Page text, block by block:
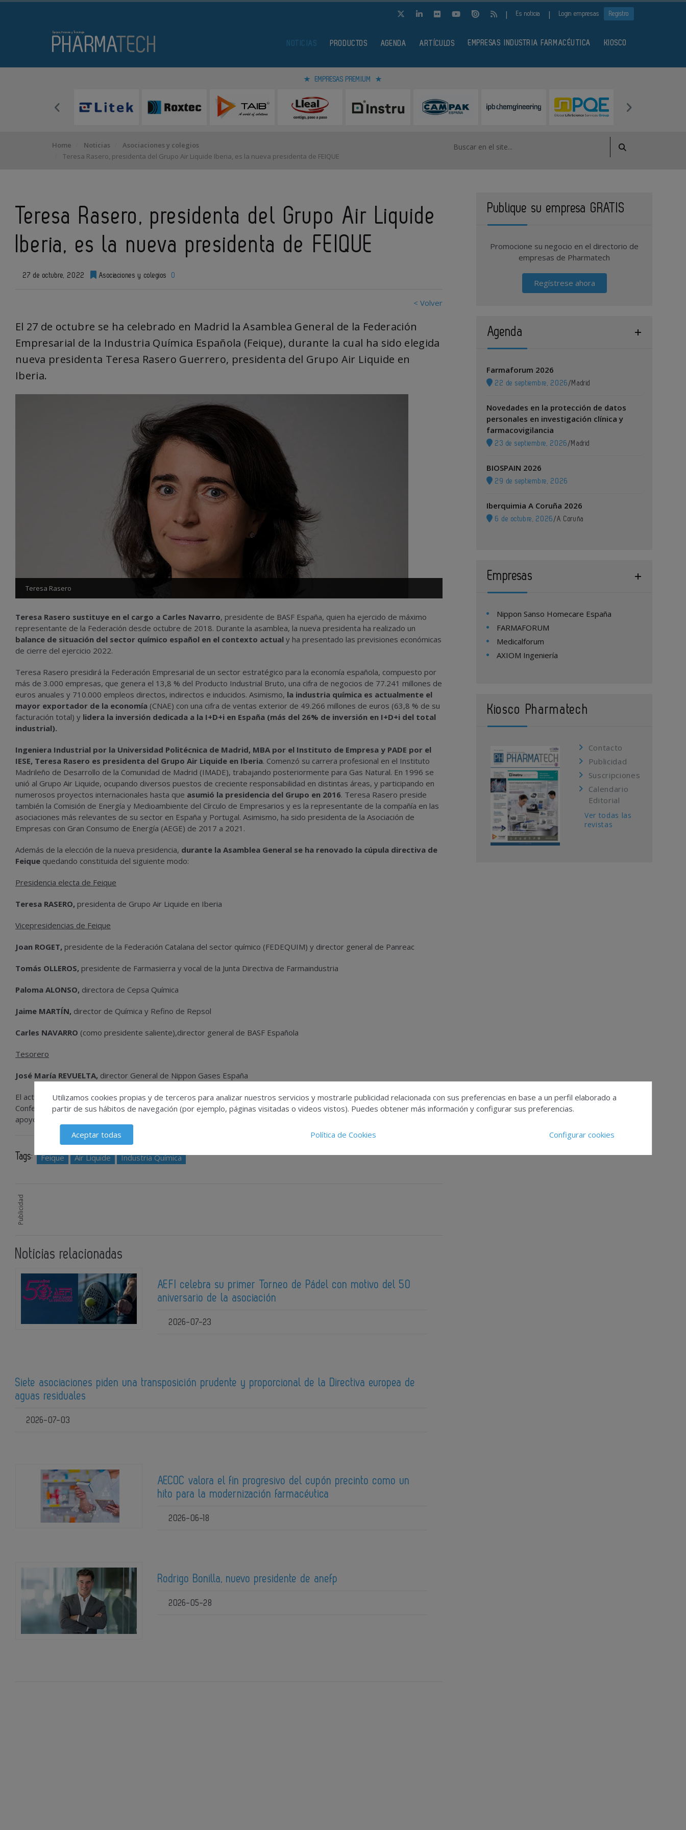
| Es noticia | Login empresas Registro
NOTICIAS PRODUCTOS AGENDA ARTÍCULOS EMPRESAS INDUSTRIA FARMACÉUTICA KIOSCO
EMPRESAS PREMIUM
Home Noticias
Asociaciones y colegios
Teresa Rasero, presidenta del Grupo Air Liquide Iberia, es la nueva presidenta de FEIQUE
Teresa Rasero, presidenta del Grupo Air Liquide
Iberia, es la nueva presidenta de FEIQUE
27 de octubre, 2022 Asociaciones y colegios 0
< Volver
El 27 de octubre se ha celebrado en Madrid la Asamblea General de la Federación
Empresarial de la Industria Química Española (Feique), durante la cual ha sido elegida
nueva presidenta Teresa Rasero Guerrero, presidenta del Grupo Air Liquide en
Iberia.
Teresa Rasero
Teresa Rasero sustituye en el cargo a Carles Navarro, presidente de BASF España, quien ha ejercido de máximo
representante de la Federación desde octubre de 2018. Durante la asamblea, la nueva presidenta ha realizado un
balance de situación del sector químico español en el contexto actual y ha presentado las previsiones económicas
de cierre del ejercicio 2022.
Teresa Rasero presidirá la Federación Empresarial de un sector estratégico para la economía española, compuesto por
más de 3.000 empresas, que genera el 13,8 % del Producto Industrial Bruto, una cifra de negocios de 77.241 millones de
euros anuales y 710.000 empleos directos, indirectos e inducidos. Asimismo, la industria química es actualmente el
mayor exportador de la economía (CNAE) con una cifra de ventas exterior de 49.266 millones de euros (63,8 % de su
facturación total) y lidera la inversión dedicada a la I+D+i en España (más del 26% de inversión en I+D+i del total
industrial).
Ingeniera Industrial por la Universidad Politécnica de Madrid, MBA por el Instituto de Empresa y PADE por el
IESE, Teresa Rasero es presidenta del Grupo Air Liquide en Iberia. Comenzó su carrera profesional en el Instituto
Madrileño de Desarrollo de la Comunidad de Madrid (IMADE), trabajando posteriormente para Gas Natural. En 1996 se
unió al Grupo Air Liquide, ocupando diversos puestos de creciente responsabilidad en distintas áreas, y participando en
numerosos proyectos internacionales hasta que asumió la presidencia del Grupo en 2016. Teresa Rasero preside
también la Comisión de Energía y Medioambiente del Círculo de Empresarios y es la representante de la compañía en las
asociaciones más relevantes de su sector en España y Portugal. Asimismo, ha sido presidenta de la Asociación de
Empresas con Gran Consumo de Energía (AEGE) de 2017 a 2021.
Además de la elección de la nueva presidencia, durante la Asamblea General se ha renovado la cúpula directiva de
Feique quedando constituida del siguiente modo:
Presidencia electa de Feique
Teresa RASERO, presidenta de Grupo Air Liquide en Iberia
Vicepresidencias de Feique
Joan ROGET, presidente de la Federación Catalana del sector químico (FEDEQUIM) y director general de Panreac
Tomás OLLEROS, presidente de Farmasierra y vocal de la Junta Directiva de Farmaindustria
Paloma ALONSO, directora de Cepsa Química
Jaime MARTÍN, director de Química y Refino de Repsol
Carles NAVARRO (como presidente saliente),director general de BASF Española
Tesorero
José María REVUELTA, director General de Nippon Gases España
El acto público de la Asamblea General de Feique ha sido clausurado porAntonio Garamendi, presidente de la
Confederación Española de Organizaciones Empresariales quien ha recibió, por parte de la Junta Directiva de Feique, el
apoyo formal para revalidar su cargo al frente de CEOE en las elecciones que se celebrarán el próximo 23 de noviembre.
Tags: Feique Air Liquide Industria Química
Publicidad
Noticias relacionadas
AEFI celebra su primer Torneo de Pádel con motivo del 50
aniversario de la asociación
2026-07-23
Siete asociaciones piden una transposición prudente y proporcional de la Directiva europea de
aguas residuales
2026-07-03
AECOC valora el fin progresivo del cupón precinto como un
hito para la modernización farmacéutica
2026-06-18
Rodrigo Bonilla, nuevo presidente de anefp
2026-05-28
Publique su empresa GRATIS
Promocione su negocio en el directorio de
empresas de Pharmatech
Regístrese ahora
Agenda
Farmaforum 2026
22 de septiembre, 2026 / Madrid
Novedades en la protección de datos
personales en investigación clínica y
farmacovigilancia
23 de septiembre, 2026 / Madrid
BIOSPAIN 2026
29 de septiembre, 2026
Iberquimia A Coruña 2026
6 de octubre, 2026 /A Coruña
Empresas
Nippon Sanso Homecare España
FARMAFORUM
Medicalforum
AXIOM Ingeniería
Kiosco Pharmatech
Contacto
Publicidad
Suscripciones
Calendario
Editorial
Ver todas las
revistas
Utilizamos cookies propias y de terceros para analizar nuestros servicios y mostrarle publicidad relacionada con sus preferencias en base a un perfil elaborado a
partir de sus hábitos de navegación (por ejemplo, páginas visitadas o videos vistos). Puedes obtener más información y configurar sus preferencias.
Aceptar todas Política de Cookies Configurar cookies